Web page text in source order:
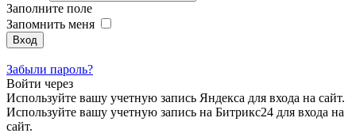
Заполните поле
Запомнить меня
Забыли пароль?
Войти через
Используйте вашу учетную запись Яндекса для входа на сайт.
Используйте вашу учетную запись на Битрикс24 для входа на
сайт.